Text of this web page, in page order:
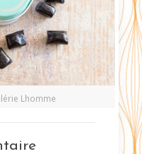
Lhomme